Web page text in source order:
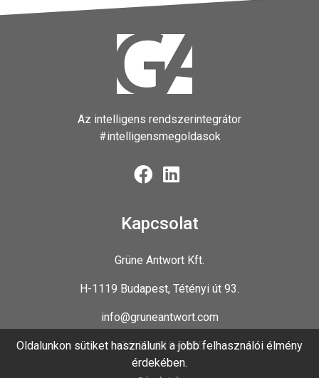
Az intelligens rendszerintegrátor
#intelligensmegoldasok
Kapcsolat
Grüne Antwort Kft.
H-1119 Budapest, Tétényi út 93.
info@gruneantwort.com
+36-20-218-8985
Oldalunkon sütiket használunk a jobb felhasználói élmény
érdekében.